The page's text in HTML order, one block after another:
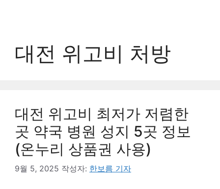
대전 위고비 처방
대전 위고비 최저가 저렴한
곳 약국 병원 성지 5곳 정보
(온누리 상품권 사용)
9월 5, 2025 작성자: 한보름 기자